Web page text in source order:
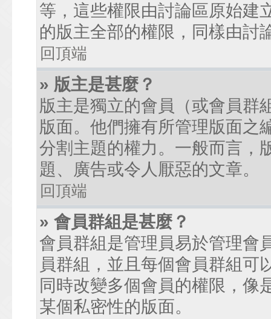
等，這些權限由討論區原始建
的版主全部的權限，同樣由討
回頂端
» 版主是甚麼？
版主是獨立的會員（或會員群
版面。他們擁有所管理版面之
分割主題的權力。一般而言，
題、廣告或令人厭惡的文章。
回頂端
» 會員群組是甚麼？
會員群組是管理員易於管理會
員群組，並且每個會員群組可
同時改變多個會員的權限，像
某個私密性的版面。